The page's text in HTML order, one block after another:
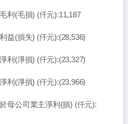
利(毛損) (仟元):11,187
益(損失) (仟元):(28,536)
利(淨損) (仟元):(23,327)
利(淨損) (仟元):(23,966)
母公司業主淨利(損) (仟元):